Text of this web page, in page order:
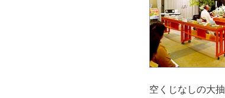
空くじなしの大